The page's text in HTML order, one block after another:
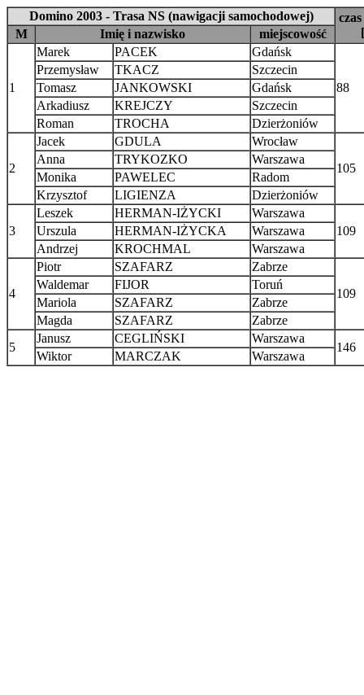
Domino 2003 - Trasa NS (nawigacji samochodowej)
M Imię i nazwisko miejscowość
1
Marek PACEK Gdańsk
88
Przemysław TKACZ
Szczecin
Tomasz
JANKOWSKI
Gdańsk
Arkadiusz
KREJCZY
Szczecin
Roman
TROCHA Dzierżoniów
2
Jacek GDULA
Wrocław
105
Anna TRYKOZKO
Warszawa
Monika
PAWELEC
Radom
Krzysztof
LIGIENZA Dzierżoniów
3
Leszek HERMAN-IŻYCKI
Warszawa
109
Urszula HERMAN-IŻYCKA
Warszawa
Andrzej
KROCHMAL Warszawa
4
Piotr SZAFARZ
Zabrze
109
Waldemar FIJOR
Toruń
Mariola
SZAFARZ
Zabrze
Magda
SZAFARZ
Zabrze
5
Janusz CEGLIŃSKI Warszawa
146
Wiktor MARCZAK Warszawa